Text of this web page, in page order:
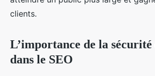
clients.
L’importance de la sécurité
dans le SEO